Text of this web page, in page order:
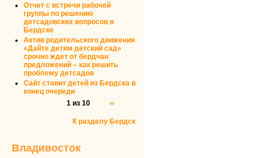
Отчет с встречи рабочей
группы по решению
детсадовских вопросов в
Бердске
Актив родительского движения
«Дайте детям детский сад»
срочно ждет от бердчан
предложений – как решить
проблему детсадов
Сайт ставит детей из Бердска в
конец очереди
1 из 10
››
К разделу Бердск
Владивосток